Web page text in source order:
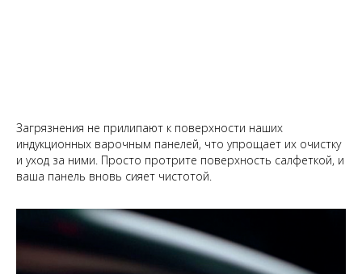
Загрязнения не прилипают к поверхности наших
индукционных варочным панелей, что упрощает их очистку
и уход за ними. Просто протрите поверхность салфеткой, и
ваша панель вновь сияет чистотой.